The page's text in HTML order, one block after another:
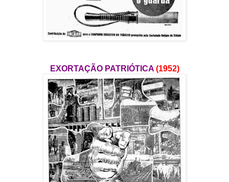
EXORTAÇÃO PATRIÓTICA (1952)